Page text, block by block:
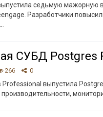
седьмую мажорную
Разработчики
СУБД Postgres
266 0
выпустила